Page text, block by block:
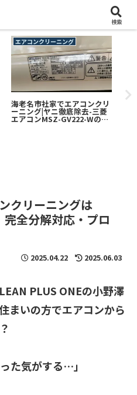
エアコンクリーニング
海老名市社家でエアコンクリ
ーニング|ヤニ徹底除去-三菱
エアコンMSZ-GV222-Wの分
解洗浄｜送風ファンもドレン
クリーニングは
全分解対応・プロ
2025.04.22 2025.06.03
PLUS ONEの小野澤
まいの方でエアコンから
た気がする…」
検索